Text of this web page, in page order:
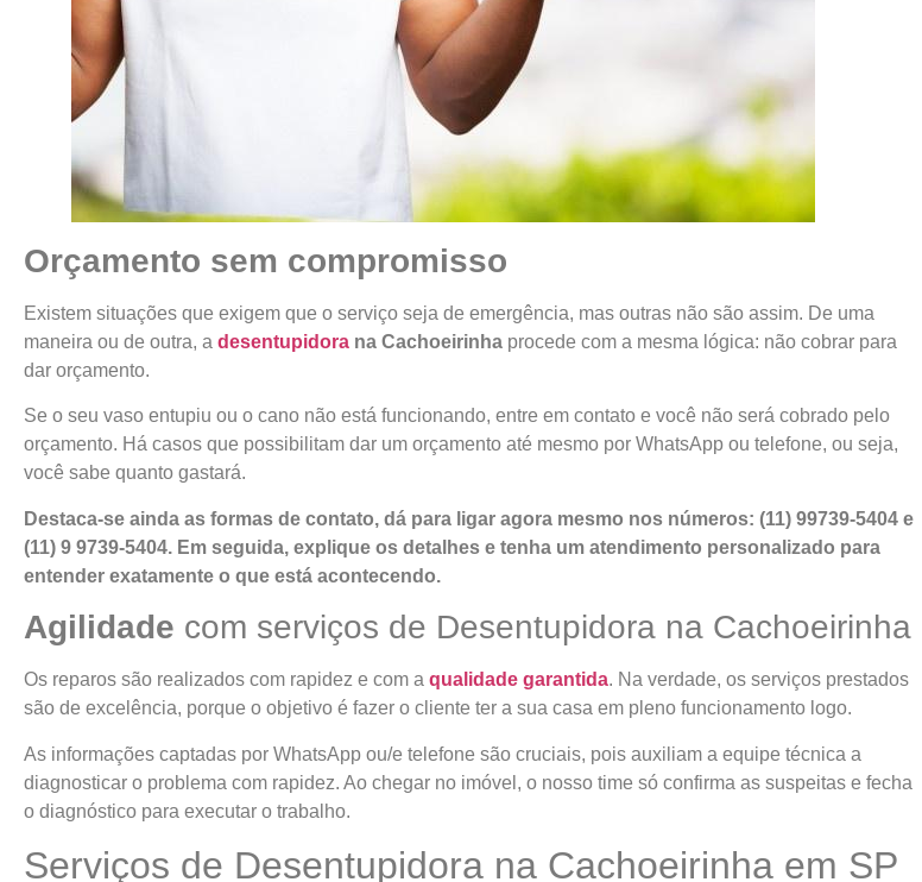
Orçamento sem compromisso
Existem situações que exigem que o serviço seja de emergência, mas outras não são assim. De uma
maneira ou de outra, a desentupidora na Cachoeirinha procede com a mesma lógica: não cobrar para
dar orçamento.
Se o seu vaso entupiu ou o cano não está funcionando, entre em contato e você não será cobrado pelo
orçamento. Há casos que possibilitam dar um orçamento até mesmo por WhatsApp ou telefone, ou seja,
você sabe quanto gastará.
Destaca-se ainda as formas de contato, dá para ligar agora mesmo nos números: (11) 99739-5404 e
(11) 9 9739-5404. Em seguida, explique os detalhes e tenha um atendimento personalizado para
entender exatamente o que está acontecendo.
Agilidade com serviços de Desentupidora na Cachoeirinha
Os reparos são realizados com rapidez e com a qualidade garantida. Na verdade, os serviços prestados
são de excelência, porque o objetivo é fazer o cliente ter a sua casa em pleno funcionamento logo.
As informações captadas por WhatsApp ou/e telefone são cruciais, pois auxiliam a equipe técnica a
diagnosticar o problema com rapidez. Ao chegar no imóvel, o nosso time só confirma as suspeitas e fecha
o diagnóstico para executar o trabalho.
Serviços de Desentupidora na Cachoeirinha em SP